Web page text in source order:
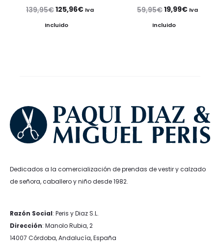
139,95€El
precio
125,96€ElIva
Incluido
59,95€El
precio
19,99€ElIva
Incluido
Dedicados a la comercialización de prendas de vestir y calzado
de señora, caballero y niño desde 1982.
Razón Social: Peris y Diaz S.L.
Dirección: Manolo Rubia, 2
14007 Córdoba, Andalucía, España